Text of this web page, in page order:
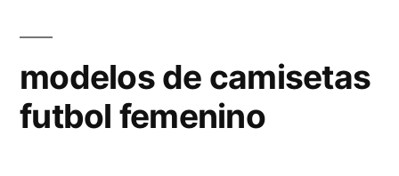
modelos de camisetas
futbol femenino